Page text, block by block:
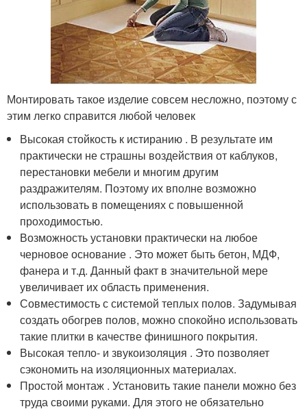
Монтировать такое изделие совсем несложно, поэтому с
этим легко справится любой человек
Высокая стойкость к истиранию . В результате им
практически не страшны воздействия от каблуков,
перестановки мебели и многим другим
раздражителям. Поэтому их вполне возможно
использовать в помещениях с повышенной
проходимостью.
Возможность установки практически на любое
черновое основание . Это может быть бетон, МДФ,
фанера и т.д. Данный факт в значительной мере
увеличивает их область применения.
Совместимость с системой теплых полов. Задумывая
создать обогрев полов, можно спокойно использовать
такие плитки в качестве финишного покрытия.
Высокая тепло- и звукоизоляция . Это позволяет
сэкономить на изоляционных материалах.
Простой монтаж . Установить такие панели можно без
труда своими руками. Для этого не обязательно